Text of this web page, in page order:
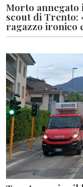
Morto annegato
scout di Trento:
ragazzo ironico